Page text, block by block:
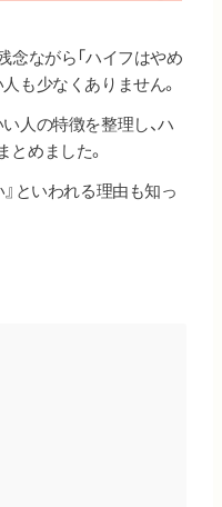
念ながら「ハイフはやめ
も少なくありません。
人の特徴を整理し、ハ
めました。
といわれる理由も知っ